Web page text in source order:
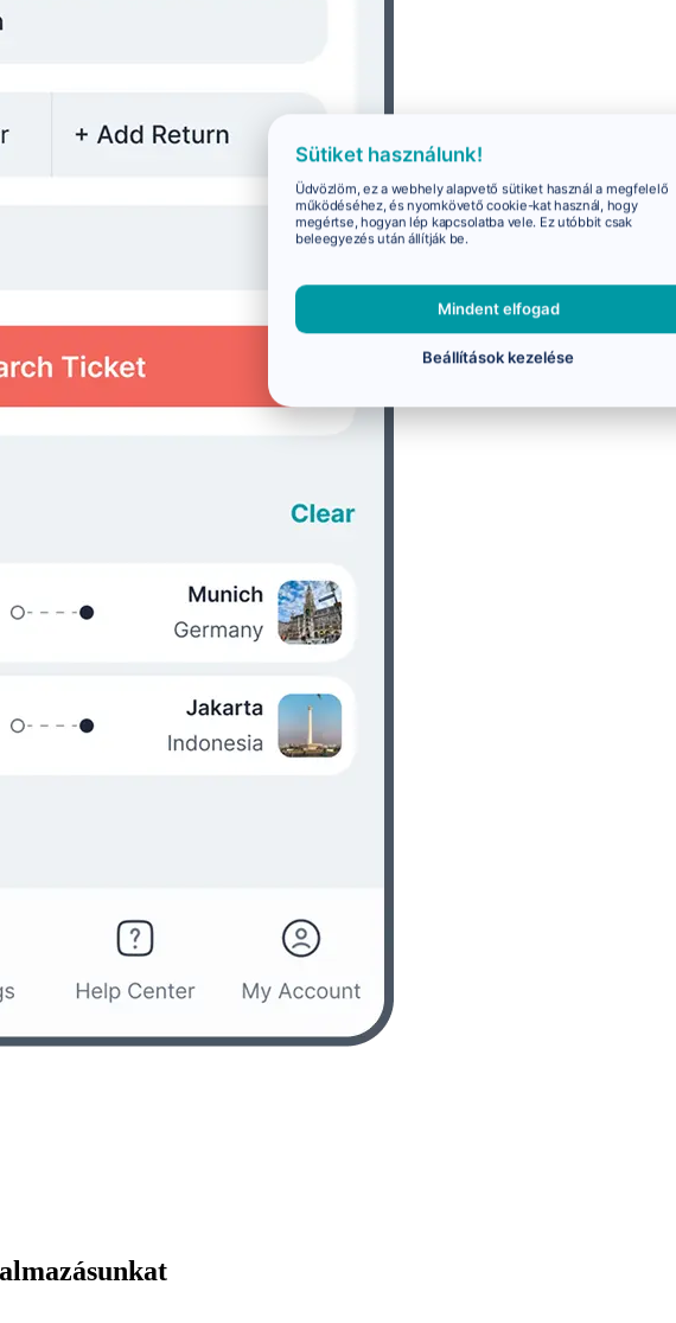
Sütiket használunk!
Üdvözlöm, ez a webhely alapvető sütiket használ a megfelelő
működéséhez, és nyomkövető cookie-kat használ, hogy
megértse, hogyan lép kapcsolatba vele. Ez utóbbit csak
beleegyezés után állítják be.
Mindent elfogad
Beállítások kezelése